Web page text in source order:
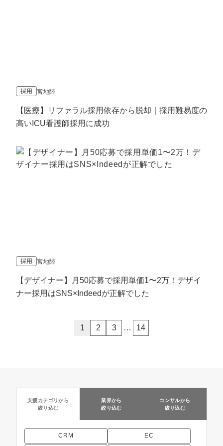
採用 宮地陸
【医療】リファラル採用依存から脱却｜採用難易度の
高いICU看護師採用に成功
採用 宮地陸
【デザイナー】月50応募で採用単価1〜2万！デザイ
ナー採用はSNS×Indeedが正解でした
1 2 3 … 14
支援カテゴリから
絞り込む
業界から
絞り込む
コンサルから
絞り込む
CRM EC